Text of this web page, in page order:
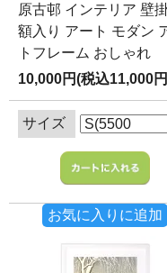
原古邨 インテリア 壁
額入り アート モダン
トフレーム おしゃれ
10,000円(税込11,000
サイズ
お気に入りに追加